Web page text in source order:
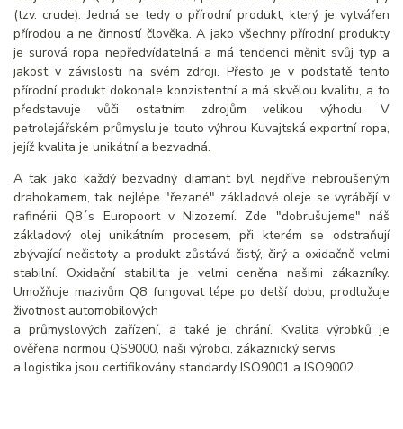
(tzv. crude). Jedná se tedy o přírodní produkt, který je vytvářen
přírodou a ne činností člověka. A jako všechny přírodní produkty
je surová ropa nepředvídatelná a má tendenci měnit svůj typ a
jakost v závislosti na svém zdroji. Přesto je v podstatě tento
přírodní produkt dokonale konzistentní a má skvělou kvalitu, a to
představuje vůči ostatním zdrojům velikou výhodu. V
petrolejářském průmyslu je touto výhrou Kuvajtská exportní ropa,
jejíž kvalita je unikátní a bezvadná.
A tak jako každý bezvadný diamant byl nejdříve nebroušeným
drahokamem, tak nejlépe "řezané" základové oleje se vyrábějí v
rafinérii Q8´s Europoort v Nizozemí. Zde "dobrušujeme" náš
základový olej unikátním procesem, při kterém se odstraňují
zbývající nečistoty a produkt zůstává čistý, čirý a oxidačně velmi
stabilní. Oxidační stabilita je velmi ceněna našimi zákazníky.
Umožňuje mazivům Q8 fungovat lépe po delší dobu, prodlužuje
životnost automobilových
a průmyslových zařízení, a také je chrání. Kvalita výrobků je
ověřena normou QS9000, naši výrobci, zákaznický servis
a logistika jsou certifikovány standardy ISO9001 a ISO9002.